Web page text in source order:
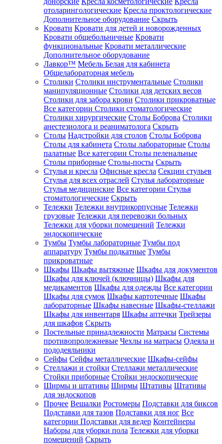
отоларингологические Кресла проктологические
Дополнительное оборудование Скрыть
Кровати Кровати для детей и новорожденных
Кровати общебольничные Кровати
функциональные Кровати металлические
Дополнительное оборудование
Лавкор™ Мебель Белая для кабинета
Общелабораторная мебель
Столики Столики инструментальные Столики
манипуляционные Столики для детских весов
Столики для забора крови Столики прикроватные
Все категории Столики стоматологические
Столики хирургические Столы Боброва Столики
анестезиолога и реаниматолога Скрыть
Столы Надстройки для столов Столы Боброва
Столы для кабинета Столы лабораторные Столы
палатные Все категории Столы пеленальные
Столы приборные Столы-посты Скрыть
Стулья и кресла Офисные кресла Секции стульев
Стулья для всех отраслей Стулья лабораторные
Стулья медицинские Все категории Стулья
стоматологические Скрыть
Тележки Тележки внутрикорпусные Тележки
грузовые Тележки для перевозки больных
Тележки для уборки помещений Тележки
эндоскопические
Тумбы Тумбы лабораторные Тумбы под
аппаратуру Тумбы подкатные Тумбы
прикроватные
Шкафы Шкафы вытяжные Шкафы для документов
Шкафы для ключей (ключницы) Шкафы для
медикаментов Шкафы для одежды Все категории
Шкафы для сумок Шкафы картотечные Шкафы
лабораторные Шкафы навесные Шкафы-стеллажи
Шкафы для инвентаря Шкафы аптечки Трейзеры
для шкафов Скрыть
Постельные принадлежности Матрасы Системы
противопролежневые Чехлы на матрасы Одеяла и
пододеяльники
Сейфы Сейфы металлические Шкафы-сейфы
Стеллажи и стойки Стеллажи металлические
Стойки приборные Стойки эндоскопические
Ширмы и штативы Ширмы Штативы Штативы
для эндоскопов
Прочее Вешалки Ростомеры Подставки для биксов
Подставки для тазов Подставки для ног Все
категории Подставки для ведер Контейнеры
Наборы для уборки пола Тележки для уборки
помещений Скрыть